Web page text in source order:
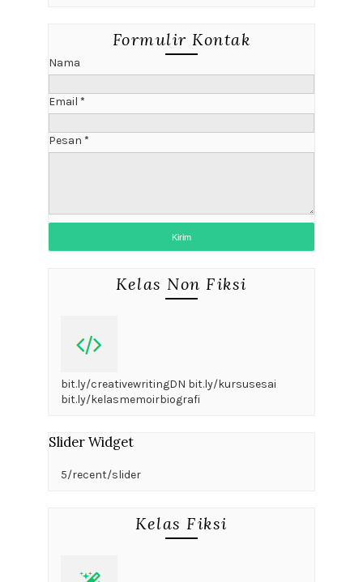
Formulir Kontak
Nama
Email *
Pesan *
Kelas Non Fiksi
bit.ly/creativewritingDN bit.ly/kursusesai
bit.ly/kelasmemoirbiografi
Slider Widget
5/recent/slider
Kelas Fiksi